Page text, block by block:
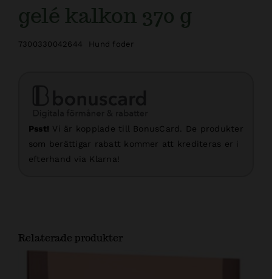
gelé kalkon 370 g
7300330042644 Hund foder
Psst! Vi är kopplade till BonusCard. De produkter
som berättigar rabatt kommer att krediteras er i
efterhand via Klarna!
Relaterade produkter